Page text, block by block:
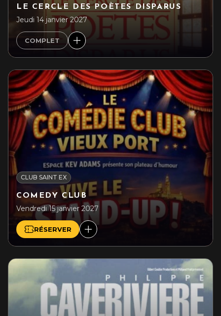
LE CERCLE DES POÈTES DISPARUS
Jeudi 14 janvier 2027
COMPLET
CLUB SAINT EX
COMEDY CLUB
Vendredi 15 janvier 2027
RÉSERVER